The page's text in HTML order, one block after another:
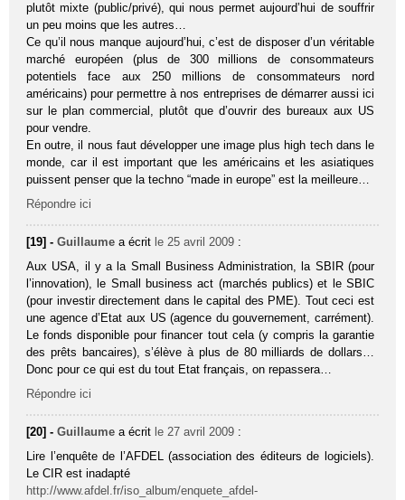
plutôt mixte (public/privé), qui nous permet aujourd’hui de souffrir
un peu moins que les autres…
Ce qu’il nous manque aujourd’hui, c’est de disposer d’un véritable
marché européen (plus de 300 millions de consommateurs
potentiels face aux 250 millions de consommateurs nord
américains) pour permettre à nos entreprises de démarrer aussi ici
sur le plan commercial, plutôt que d’ouvrir des bureaux aux US
pour vendre.
En outre, il nous faut développer une image plus high tech dans le
monde, car il est important que les américains et les asiatiques
puissent penser que la techno “made in europe” est la meilleure…
Répondre ici
[19] -Guillaume a écrit le 25 avril 2009 :
Aux USA, il y a la Small Business Administration, la SBIR (pour
l’innovation), le Small business act (marchés publics) et le SBIC
(pour investir directement dans le capital des PME). Tout ceci est
une agence d’Etat aux US (agence du gouvernement, carrément).
Le fonds disponible pour financer tout cela (y compris la garantie
des prêts bancaires), s’élève à plus de 80 milliards de dollars…
Donc pour ce qui est du tout Etat français, on repassera…
Répondre ici
[20] -Guillaume a écrit le 27 avril 2009 :
Lire l’enquête de l’AFDEL (association des éditeurs de logiciels).
Le CIR est inadapté
http://www.afdel.fr/iso_album/enquete_afdel-